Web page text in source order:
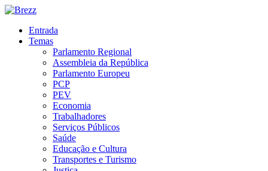
Entrada
Temas
Parlamento Regional
Assembleia da República
Parlamento Europeu
PCP
PEV
Economia
Trabalhadores
Serviços Públicos
Saúde
Educação e Cultura
Transportes e Turismo